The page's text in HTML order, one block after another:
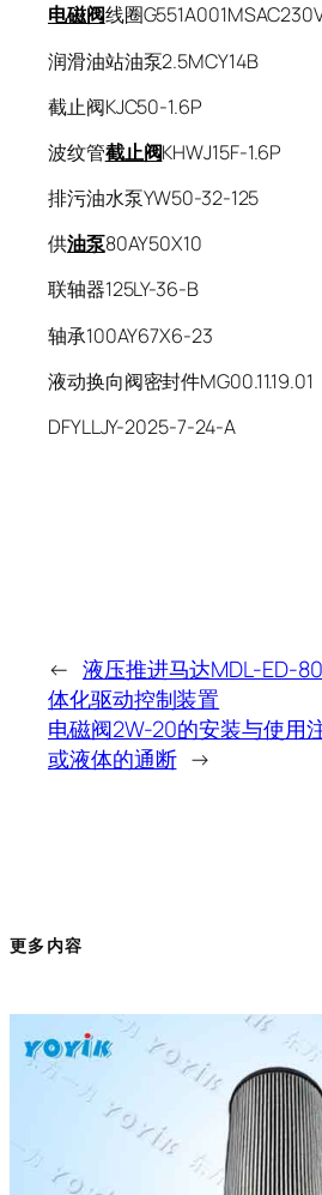
电磁阀线圈
润滑油站油泵2.5MCY14B
截止阀KJC50-1.6P
波纹管截止阀KHWJ15F-1.6P
排污油水泵YW50-32-125
供油泵80AY50X10
联轴器125LY-36-B
轴承100AY67X6-23
液动换向阀密封件MG00.11.19.01
DFYLLJY-2025-7-24-A
← 液压推进马达MDL-ED-
体化驱动控制装置
电磁阀2W-20的安装与使用
或液体的通断 →
更多内容